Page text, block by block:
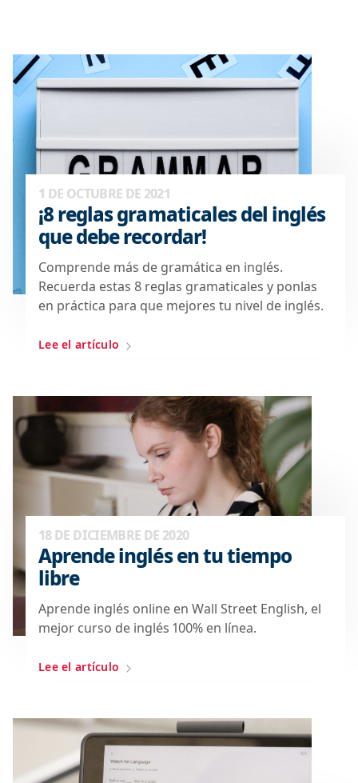
1 DE OCTUBRE DE 2021
¡8 reglas gramaticales del inglés
que debe recordar!
Comprende más de gramática en inglés.
Recuerda estas 8 reglas gramaticales y ponlas
en práctica para que mejores tu nivel de inglés.
Lee el artículo
18 DE DICIEMBRE DE 2020
Aprende inglés en tu tiempo
libre
Aprende inglés online en Wall Street English, el
mejor curso de inglés 100% en línea.
Lee el artículo